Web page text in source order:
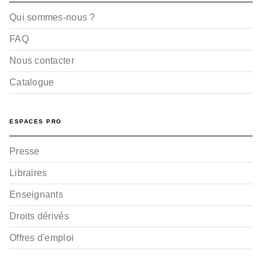
Qui sommes-nous ?
FAQ
Nous contacter
Catalogue
ESPACES PRO
Presse
Libraires
Enseignants
Droits dérivés
Offres d'emploi